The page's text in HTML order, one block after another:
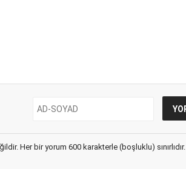
Her bir yorum 600 karakterle (boşluklu) sınırlıdır.